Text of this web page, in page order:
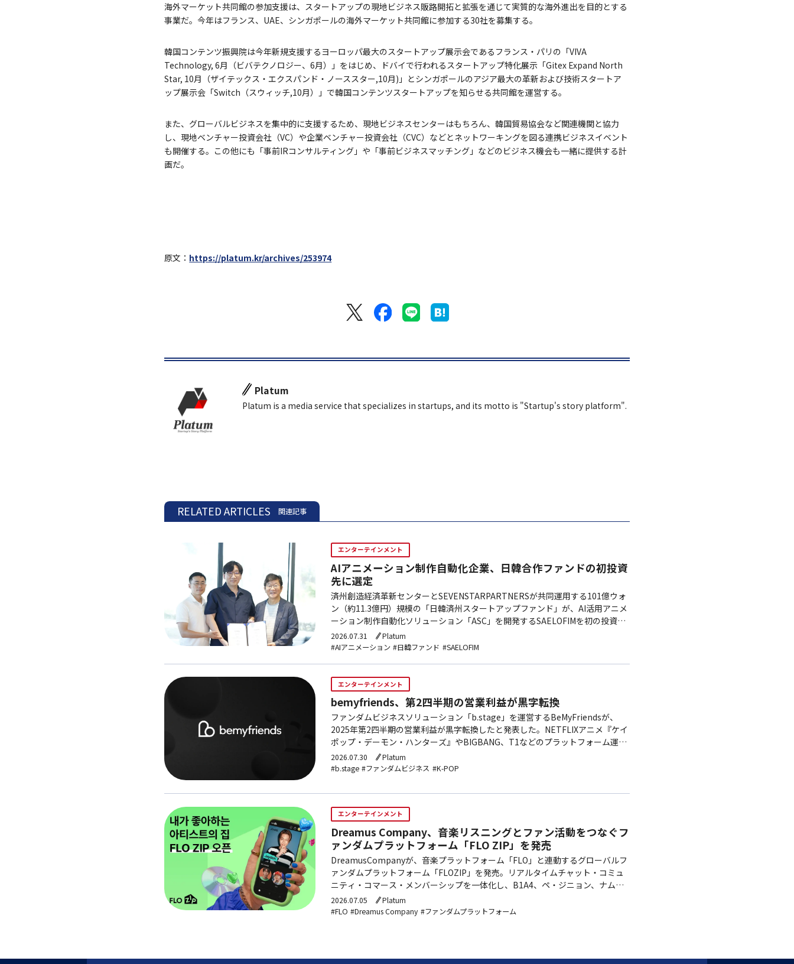
海外マーケット共同館の参加支援は、スタートアップの現地ビジネス販路開拓と拡張を通じて実質的な海外進出を目的とする
事業だ。今年はフランス、UAE、シンガポールの海外マーケット共同館に参加する30社を募集する。
韓国コンテンツ振興院は今年新規支援するヨーロッパ最大のスタートアップ展示会であるフランス・パリの「VIVA
Technology, 6月（ビバテクノロジー、6月）」をはじめ、ドバイで行われるスタートアップ特化展示「Gitex Expand North
Star, 10月（ザイテックス・エクスパンド・ノーススター,10月)」とシンガポールのアジア最大の革新および技術スタートア
ップ展示会「Switch（スウィッチ,10月）」で韓国コンテンツスタートアップを知らせる共同館を運営する。
また、グローバルビジネスを集中的に支援するため、現地ビジネスセンターはもちろん、韓国貿易協会など関連機関と協力
し、現地ベンチャー投資会社（VC）や企業ベンチャー投資会社（CVC）などとネットワーキングを図る連携ビジネスイベント
も開催する。この他にも「事前IRコンサルティング」や「事前ビジネスマッチング」などのビジネス機会も一緒に提供する計
画だ。
原文： https://platum.kr/archives/253974
Platum
Platum is a media service that specializes in startups, and its motto is "Startup's story platform".
RELATED ARTICLES 関連記事
エンターテインメント
AIアニメーション制作自動化企業、日韓合作ファンドの初投資
先に選定
済州創造経済革新センターとSEVENSTARPARTNERSが共同運用する101億ウォ
ン（約11.3億円）規模の「日韓済州スタートアップファンド」が、AI活用アニメ
ーション制作自動化ソリューション「ASC」を開発するSAELOFIMを初の投資先
に選定した。
2026.07.31
Platum
#AIアニメーション #日韓ファンド #SAELOFIM
エンターテインメント
bemyfriends、第2四半期の営業利益が黒字転換
ファンダムビジネスソリューション「b.stage」を運営するBeMyFriendsが、
2025年第2四半期の営業利益が黒字転換したと発表した。NETFLIXアニメ『ケイ
ポップ・デーモン・ハンターズ』やBIGBANG、T1などのプラットフォーム運営
が寄与。現在400以上のファンダムプラットフォーム、累計会員数1,300万名以
上を抱える。
2026.07.30
Platum
#b.stage #ファンダムビジネス #K-POP
エンターテインメント
Dreamus Company、音楽リスニングとファン活動をつなぐフ
ァンダムプラットフォーム「FLO ZIP」を発売
DreamusCompanyが、音楽プラットフォーム「FLO」と連動するグローバルフ
ァンダムプラットフォーム「FLOZIP」を発売。リアルタイムチャット・コミュ
ニティ・コマース・メンバーシップを一体化し、B1A4、ペ・ジニョン、ナム・
ユジョンが公式入店した。13言語リアルタイム翻訳に対応するFLOチャットや、
FLOShopを統合したグッズ購入機能などを備える。
2026.07.05
Platum
#FLO #Dreamus Company #ファンダムプラットフォーム